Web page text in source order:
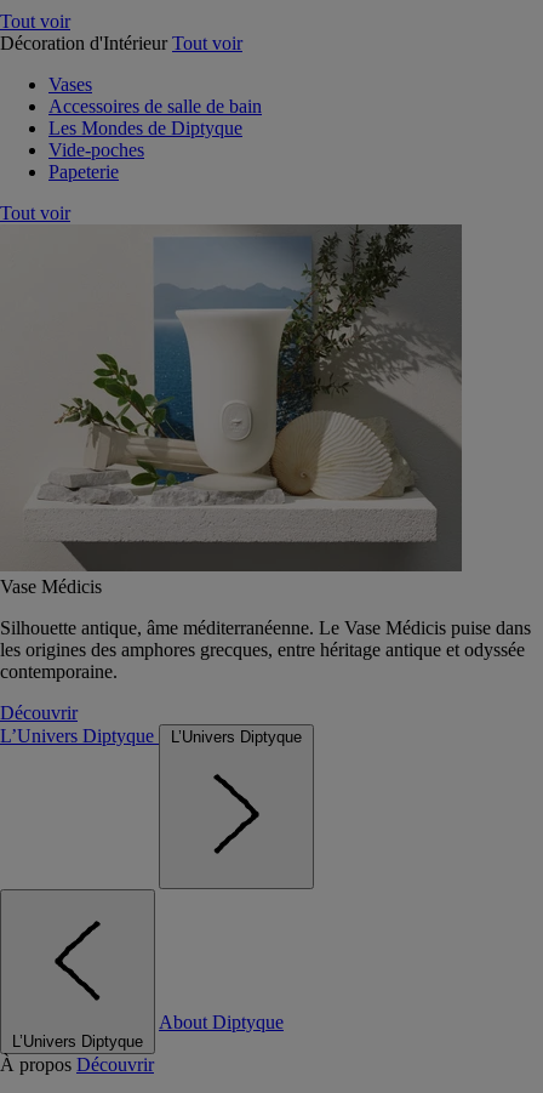
Tout voir
Décoration d'Intérieur Tout voir
Vases
Accessoires de salle de bain
Les Mondes de Diptyque
Vide-poches
Papeterie
Tout voir
Vase Médicis
Silhouette antique, âme méditerranéenne. Le Vase Médicis puise dans
les origines des amphores grecques, entre héritage antique et odyssée
contemporaine.
Découvrir
L’Univers Diptyque
L’Univers Diptyque
L’Univers Diptyque
About Diptyque
À propos Découvrir